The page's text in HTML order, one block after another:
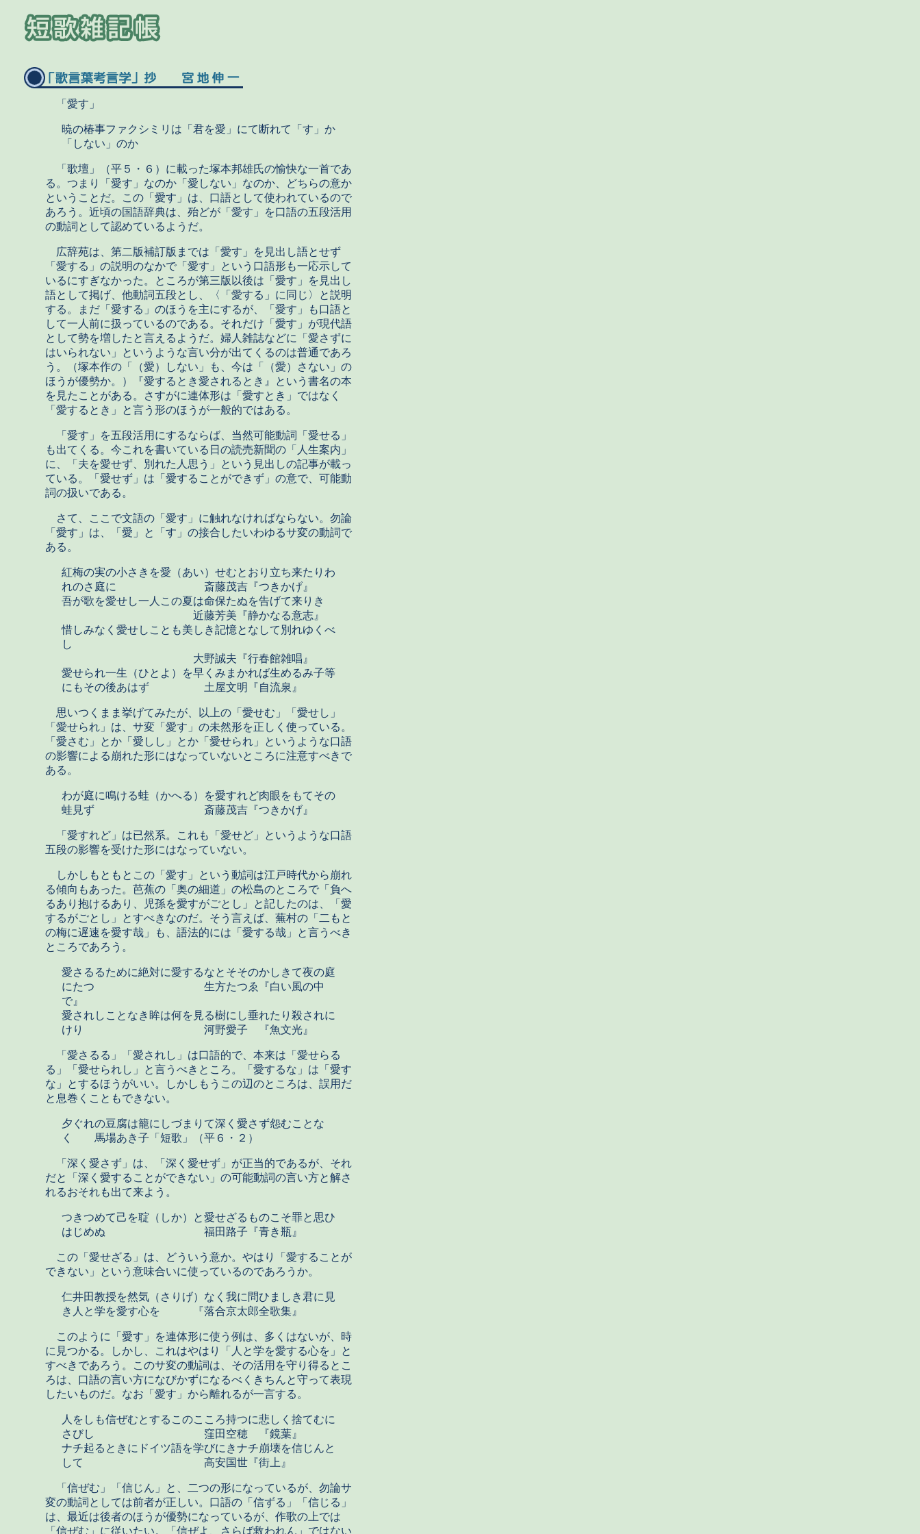
「愛す」
暁の椿事ファクシミリは「君を愛」にて断れて「す」か
「しない」のか
「歌壇」（平５・６）に載った塚本邦雄氏の愉快な一首であ
る。つまり「愛す」なのか「愛しない」なのか、どちらの意か
ということだ。この「愛す」は、口語として使われているので
あろう。近頃の国語辞典は、殆どが「愛す」を口語の五段活用
の動詞として認めているようだ。
広辞苑は、第二版補訂版までは「愛す」を見出し語とせず
「愛する」の説明のなかで「愛す」という口語形も一応示して
いるにすぎなかった。ところが第三版以後は「愛す」を見出し
語として掲げ、他動詞五段とし、〈「愛する」に同じ〉と説明
する。まだ「愛する」のほうを主にするが、「愛す」も口語と
して一人前に扱っているのである。それだけ「愛す」が現代語
として勢を増したと言えるようだ。婦人雑誌などに「愛さずに
はいられない」というような言い分が出てくるのは普通であろ
う。（塚本作の「（愛）しない」も、今は「（愛）さない」の
ほうが優勢か。）『愛するとき愛されるとき』という書名の本
を見たことがある。さすがに連体形は「愛すとき」ではなく
「愛するとき」と言う形のほうが一般的ではある。
「愛す」を五段活用にするならば、当然可能動詞「愛せる」
も出てくる。今これを書いている日の読売新聞の「人生案内」
に、「夫を愛せず、別れた人思う」という見出しの記事が載っ
ている。「愛せず」は「愛することができず」の意で、可能動
詞の扱いである。
さて、ここで文語の「愛す」に触れなければならない。勿論
「愛す」は、「愛」と「す」の接合したいわゆるサ変の動詞で
ある。
紅梅の実の小さきを愛（あい）せむとおり立ち来たりわ
れのさ庭に 斎藤茂吉『つきかげ』
吾が歌を愛せし一人この夏は命保たぬを告げて来りき
近藤芳美『静かなる意志』
惜しみなく愛せしことも美しき記憶となして別れゆくべ
し
大野誠夫『行春館雑唱』
愛せられ一生（ひとよ）を早くみまかれば生めるみ子等
にもその後あはず 土屋文明『自流泉』
思いつくまま挙げてみたが、以上の「愛せむ」「愛せし」
「愛せられ」は、サ変「愛す」の未然形を正しく使っている。
「愛さむ」とか「愛しし」とか「愛せられ」というような口語
の影響による崩れた形にはなっていないところに注意すべきで
ある。
わが庭に鳴ける蛙（かへる）を愛すれど肉眼をもてその
蛙見ず 斎藤茂吉『つきかげ』
「愛すれど」は已然系。これも「愛せど」というような口語
五段の影響を受けた形にはなっていない。
しかしもともとこの「愛す」という動詞は江戸時代から崩れ
る傾向もあった。芭蕉の「奥の細道」の松島のところで「負へ
るあり抱けるあり、児孫を愛すがごとし」と記したのは、「愛
するがごとし」とすべきなのだ。そう言えば、蕪村の「二もと
の梅に遅速を愛す哉」も、語法的には「愛する哉」と言うべき
ところであろう。
愛さるるために絶対に愛するなとそそのかしきて夜の庭
にたつ 生方たつゑ『白い風の中
で』
愛されしことなき眸は何を見る樹にし垂れたり殺されに
けり 河野愛子 『魚文光』
「愛さるる」「愛されし」は口語的で、本来は「愛せらる
る」「愛せられし」と言うべきところ。「愛するな」は「愛す
な」とするほうがいい。しかしもうこの辺のところは、誤用だ
と息巻くこともできない。
夕ぐれの豆腐は籠にしづまりて深く愛さず怨むことな
く 馬場あき子「短歌」（平６・２）
「深く愛さず」は、「深く愛せず」が正当的であるが、それ
だと「深く愛することができない」の可能動詞の言い方と解さ
れるおそれも出て来よう。
つきつめて己を聢（しか）と愛せざるものこそ罪と思ひ
はじめぬ 福田路子『青き瓶』
この「愛せざる」は、どういう意か。やはり「愛することが
できない」という意味合いに使っているのであろうか。
仁井田教授を然気（さりげ）なく我に問ひましき君に見
き人と学を愛す心を 『落合京太郎全歌集』
このように「愛す」を連体形に使う例は、多くはないが、時
に見つかる。しかし、これはやはり「人と学を愛する心を」と
すべきであろう。このサ変の動詞は、その活用を守り得るとこ
ろは、口語の言い方になびかずになるべくきちんと守って表現
したいものだ。なお「愛す」から離れるが一言する。
人をしも信ぜむとするこのこころ持つに悲しく捨てむに
さびし 窪田空穂 『鏡葉』
ナチ起るときにドイツ語を学びにきナチ崩壊を信じんと
して 高安国世『街上』
「信ぜむ」「信じん」と、二つの形になっているが、勿論サ
変の動詞としては前者が正しい。口語の「信ずる」「信じる」
は、最近は後者のほうが優勢になっているが、作歌の上では
「信ぜむ」に従いたい。「信ぜよ、さらば救われん」ではない